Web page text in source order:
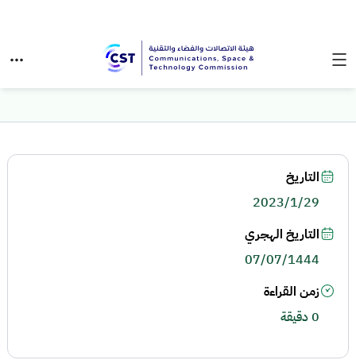
التاريخ
2023/1/29
التاريخ الهجري
07/07/1444
زمن القراءة
0 دقيقة